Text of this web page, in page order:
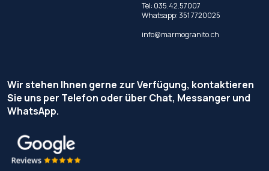
Tel: 035.42.57007
Whatsapp:351 7720025
info@marmogranito.ch
Wir stehen Ihnen gerne zur Verfügung, kontaktieren
Sie uns per Telefon oder über Chat, Messanger und
WhatsApp.